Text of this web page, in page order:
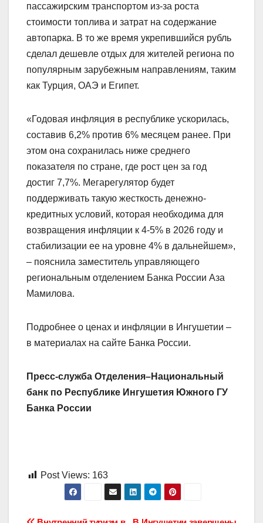
пассажирским транспортом из-за роста
стоимости топлива и затрат на содержание
автопарка. В то же время укрепившийся рубль
сделал дешевле отдых для жителей региона по
популярным зарубежным направлениям, таким
как Турция, ОАЭ и Египет.
«Годовая инфляция в республике ускорилась,
составив 6,2% против 6% месяцем ранее. При
этом она сохранилась ниже среднего
показателя по стране, где рост цен за год
достиг 7,7%. Мегарегулятор будет
поддерживать такую жесткость денежно-
кредитных условий, которая необходима для
возвращения инфляции к 4-5% в 2026 году и
стабилизации ее на уровне 4% в дальнейшем»,
– пояснила заместитель управляющего
региональным отделением Банка России Аза
Мамилова.
Подробнее о ценах и инфляции в Ингушетии –
в материалах на сайте Банка России.
Пресс-служба Отделения–Национальный
банк по Республике Ингушетия Южного ГУ
Банка России
Post Views: 163